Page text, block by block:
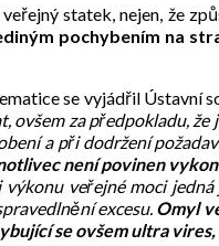
statek, nejen, že
pochybením na
se vyjádřil Ústavní
za předpokladu,
a při dodržení
není povinen
veřejné moci
excesu. Omyl
se ovšem ultra